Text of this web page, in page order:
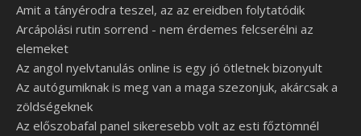
Amit a tányérodra teszel, az az ereidben folytatódik
Arcápolási rutin sorrend - nem érdemes felcserélni az
elemeket
Az angol nyelvtanulás online is egy jó ötletnek bizonyult
Az autógumiknak is meg van a maga szezonjuk, akárcsak a
zöldségeknek
Az előszobafal panel sikeresebb volt az esti főztömnél